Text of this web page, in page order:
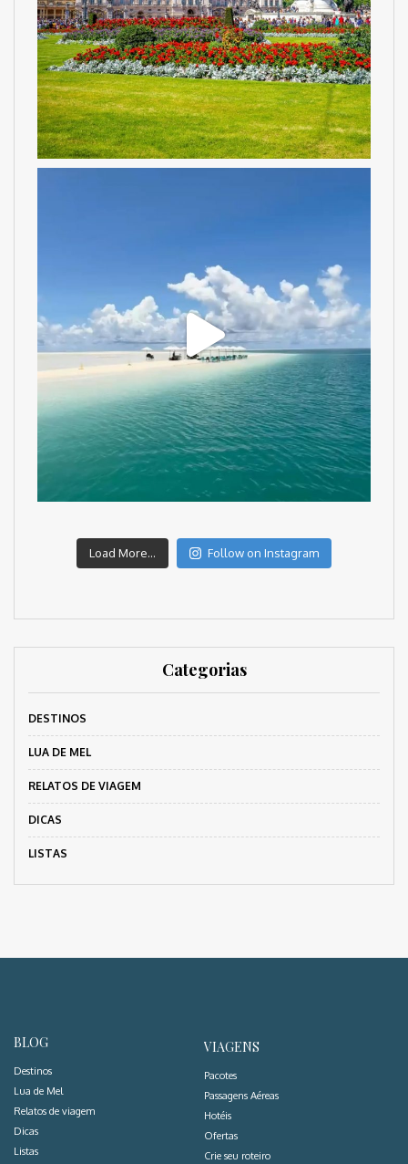
Load More... Follow on Instagram
Categorias
DESTINOS
LUA DE MEL
RELATOS DE VIAGEM
DICAS
LISTAS
BLOG
Destinos
Lua de Mel
Relatos de viagem
Dicas
Listas
VIAGENS
Pacotes
Passagens Aéreas
Hotéis
Ofertas
Crie seu roteiro